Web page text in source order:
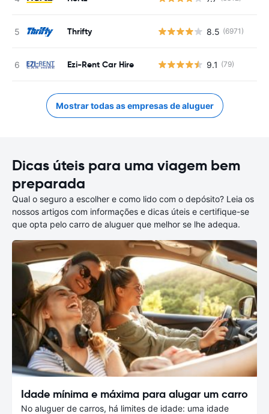
Thrifty 8.5 (6971)
Ezi-Rent Car Hire 9.1 (79)
Mostrar todas as empresas de aluguer
Dicas úteis para uma viagem bem
preparada
Qual o seguro a escolher e como lido com o depósito? Leia os
nossos artigos com informações e dicas úteis e certifique-se
que opta pelo carro de aluguer que melhor se lhe adequa.
Idade mínima e máxima para alugar um carro
No aluguer de carros, há limites de idade: uma idade